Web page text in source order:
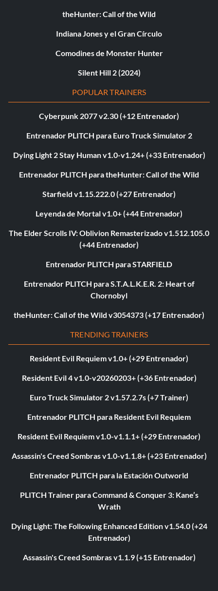
theHunter: Call of the Wild
Indiana Jones y el Gran Círculo
Comodines de Monster Hunter
Silent Hill 2 (2024)
POPULAR TRAINERS
Cyberpunk 2077 v2.30 (+12 Entrenador)
Entrenador PLITCH para Euro Truck Simulator 2
Dying Light 2 Stay Human v1.0-v1.24+ (+33 Entrenador)
Entrenador PLITCH para theHunter: Call of the Wild
Starfield v1.15.222.0 (+27 Entrenador)
Leyenda de Mortal v1.0+ (+44 Entrenador)
The Elder Scrolls IV: Oblivion Remasterizado v1.512.105.0
(+44 Entrenador)
Entrenador PLITCH para STARFIELD
Entrenador PLITCH para S.T.A.L.K.E.R. 2: Heart of
Chornobyl
theHunter: Call of the Wild v3054373 (+17 Entrenador)
TRENDING TRAINERS
Resident Evil Requiem v1.0+ (+29 Entrenador)
Resident Evil 4 v1.0-v20260203+ (+36 Entrenador)
Euro Truck Simulator 2 v1.57.2.7s (+7 Trainer)
Entrenador PLITCH para Resident Evil Requiem
Resident Evil Requiem v1.0-v1.1.1+ (+29 Entrenador)
Assassin's Creed Sombras v1.0-v1.1.8+ (+23 Entrenador)
Entrenador PLITCH para la Estación Outworld
PLITCH Trainer para Command & Conquer 3: Kane’s
Wrath
Dying Light: The Following Enhanced Edition v1.54.0 (+24
Entrenador)
Assassin's Creed Sombras v1.1.9 (+15 Entrenador)